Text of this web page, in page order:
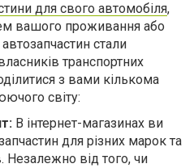
для свого автомобіля,
вашого проживання або
стали
транспортних
з вами кількома
світу:
В інтернет-магазинах ви
для різних марок та
Незалежно від того, чи